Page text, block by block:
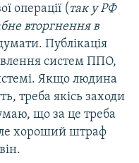
операції ( так у РФ
вторгнення в
Публікація
систем ППО,
Якщо людина
треба якісь заходи
що за це треба
хороший штраф